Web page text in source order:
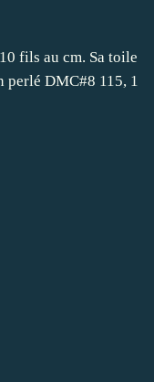
fils au cm. Sa toile
perlé DMC#8 115, 1